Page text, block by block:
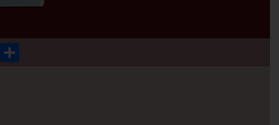
Email